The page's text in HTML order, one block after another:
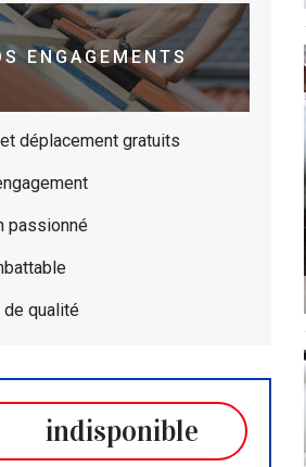
ENGAGEMENTS
déplacement gratuits
passionné
de qualité
indisponible